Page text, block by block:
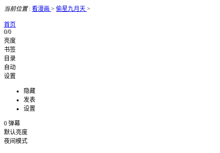
当前位置: 看漫画 > 偷星九月天 >
首页
0/0
亮度
书签
目录
自动
设置
隐藏
发表
设置
0 弹幕
默认亮度
夜间模式